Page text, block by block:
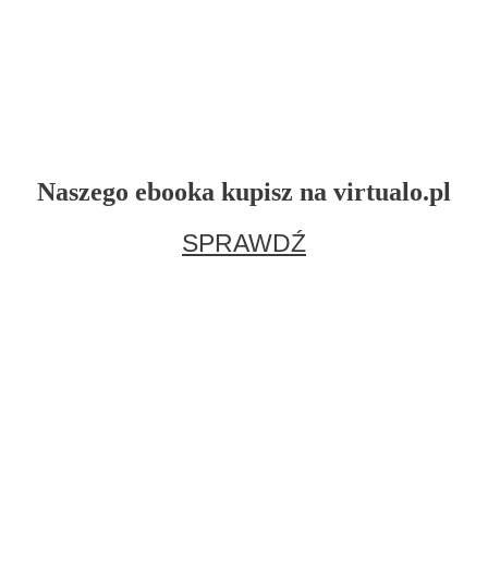
Naszego ebooka kupisz na virtualo.pl
SPRAWDŹ